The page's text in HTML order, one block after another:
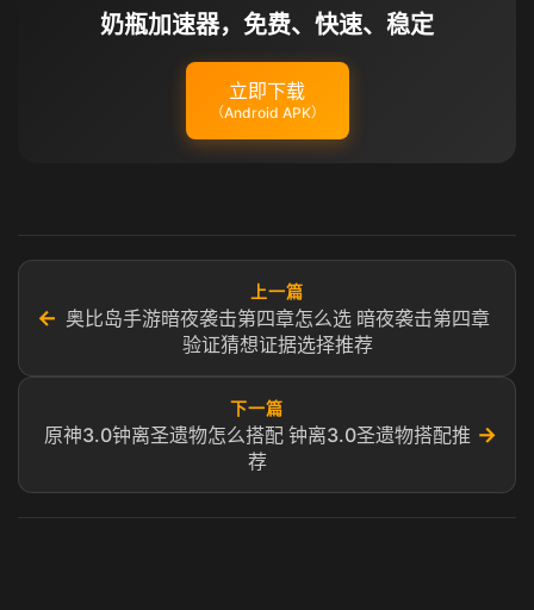
奶瓶加速器，免费、快速、稳定
立即下载
（Android APK）
←
上一篇
奥比岛手游暗夜袭击第四章怎么选 暗夜袭击第四章
验证猜想证据选择推荐
下一篇
原神3.0钟离圣遗物怎么搭配 钟离3.0圣遗物搭配推
荐
→